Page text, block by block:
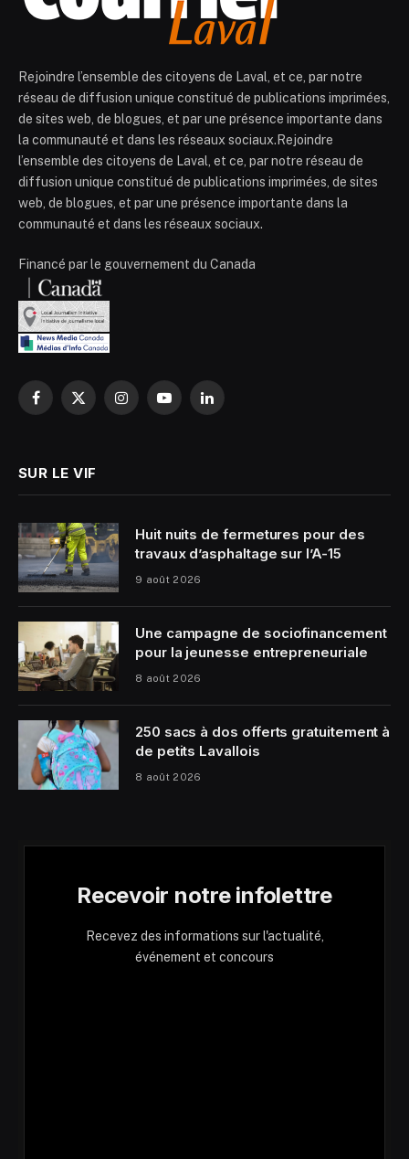
Rejoindre l’ensemble des citoyens de Laval, et ce, par notre
réseau de diffusion unique constitué de publications imprimées,
de sites web, de blogues, et par une présence importante dans
la communauté et dans les réseaux sociaux.Rejoindre
l’ensemble des citoyens de Laval, et ce, par notre réseau de
diffusion unique constitué de publications imprimées, de sites
web, de blogues, et par une présence importante dans la
communauté et dans les réseaux sociaux.
Financé par le gouvernement du Canada
Facebook
X
InstagramYouTubeLinkedIn
SUR LE VIF
Huit nuits de fermetures pour des
travaux d’asphaltage sur l’A-15
9 août 2026
Une campagne de sociofinancement
pour la jeunesse entrepreneuriale
8 août 2026
250 sacs à dos offerts gratuitement à
de petits Lavallois
8 août 2026
Recevoir notre infolettre
Recevez des informations sur l'actualité,
événement et concours